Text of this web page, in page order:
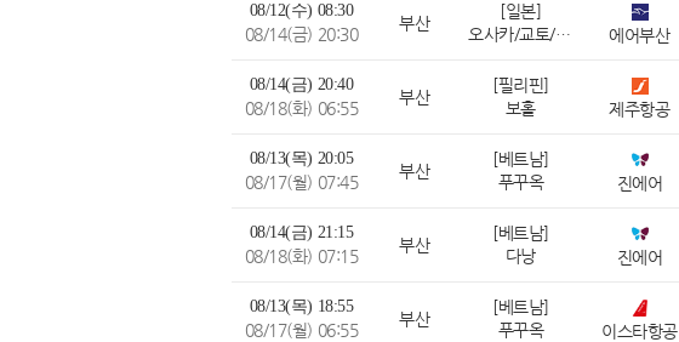
08/12(수) 08:30
08/14(금) 20:30
부산
[일본]
오사카/교토/나라/고베
에어부산
08/14(금) 20:40
08/18(화) 06:55
부산
[필리핀]
보홀
제주항공
08/13(목) 20:05
08/17(월) 07:45
부산
[베트남]
푸꾸옥
진에어
08/14(금) 21:15
08/18(화) 07:15
부산
[베트남]
다낭
진에어
08/13(목) 18:55
08/17(월) 06:55
부산
[베트남]
푸꾸옥
이스타항공